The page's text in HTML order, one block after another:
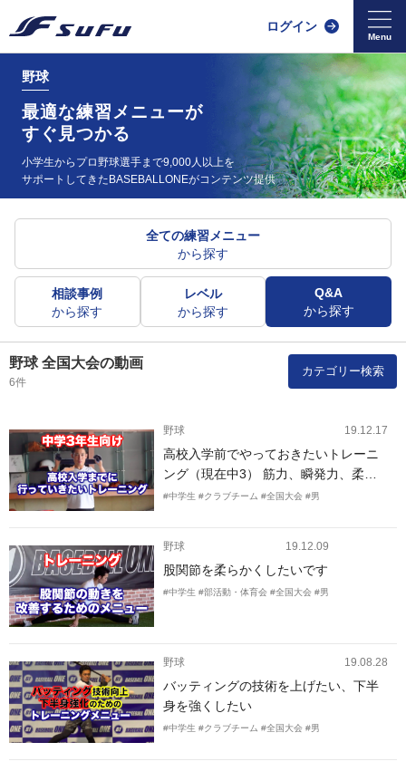
ログイン
野球
最適な練習メニューが
すぐ見つかる
小学生からプロ野球選手まで9,000人以上を
サポートしてきた BASEBALLONEがコンテンツ提供
全ての練習メニュー
から探す
相談事例
から探す
レベル
から探す
Q&A
から探す
野球 全国大会の動画
6件
カテゴリー検索
野球 19.12.17
高校入学前でやっておきたいトレーニ
ング（現在中3） 筋力、瞬発力、柔
軟、体幹、持久走など。打球の飛距離
#中学生 #クラブチーム #全国大会 #男
野球 19.12.09
股関節を柔らかくしたいです
#中学生 #部活動・体育会 #全国大会 #男
野球 19.08.28
バッティングの技術を上げたい、下半
身を強くしたい
#中学生 #クラブチーム #全国大会 #男